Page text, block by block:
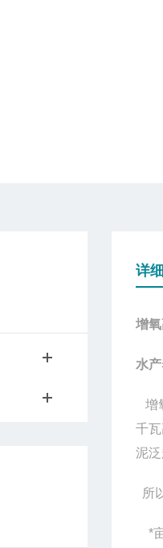
详
增
水
增
千
泥
所
*